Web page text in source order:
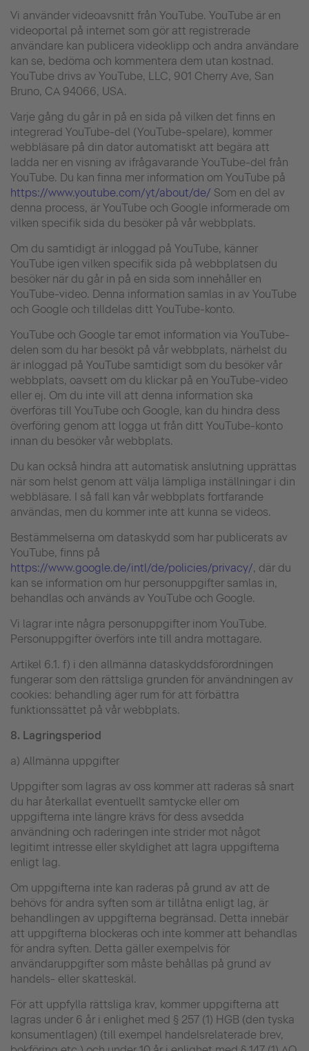
Vi använder videoavsnitt från YouTube. YouTube är en
videoportal på internet som gör att registrerade
användare kan publicera videoklipp och andra användare
kan se, bedöma och kommentera dem utan kostnad.
YouTube drivs av YouTube, LLC, 901 Cherry Ave, San
Bruno, CA 94066, USA.
Varje gång du går in på en sida på vilken det finns en
integrerad YouTube-del (YouTube-spelare), kommer
webbläsare på din dator automatiskt att begära att
ladda ner en visning av ifrågavarande YouTube-del från
YouTube. Du kan finna mer information om YouTube på
https://www.youtube.com/yt/about/de/ Som en del av
denna process, är YouTube och Google informerade om
vilken specifik sida du besöker på vår webbplats.
Om du samtidigt är inloggad på YouTube, känner
YouTube igen vilken specifik sida på webbplatsen du
besöker när du går in på en sida som innehåller en
YouTube-video. Denna information samlas in av YouTube
och Google och tilldelas ditt YouTube-konto.
YouTube och Google tar emot information via YouTube-
delen som du har besökt på vår webbplats, närhelst du
är inloggad på YouTube samtidigt som du besöker vår
webbplats, oavsett om du klickar på en YouTube-video
eller ej. Om du inte vill att denna information ska
överföras till YouTube och Google, kan du hindra dess
överföring genom att logga ut från ditt YouTube-konto
innan du besöker vår webbplats.
Du kan också hindra att automatisk anslutning upprättas
när som helst genom att välja lämpliga inställningar i din
webbläsare. I så fall kan vår webbplats fortfarande
användas, men du kommer inte att kunna se videos.
Bestämmelserna om dataskydd som har publicerats av
YouTube, finns på
https://www.google.de/intl/de/policies/privacy/, där du
kan se information om hur personuppgifter samlas in,
behandlas och används av YouTube och Google.
Vi lagrar inte några personuppgifter inom YouTube.
Personuppgifter överförs inte till andra mottagare.
Artikel 6.1. f) i den allmänna dataskyddsförordningen
fungerar som den rättsliga grunden för användningen av
cookies: behandling äger rum för att förbättra
funktionssättet på vår webbplats.
8. Lagringsperiod
a) Allmänna uppgifter
Uppgifter som lagras av oss kommer att raderas så snart
du har återkallat eventuellt samtycke eller om
uppgifterna inte längre krävs för dess avsedda
användning och raderingen inte strider mot något
legitimt intresse eller skyldighet att lagra uppgifterna
enligt lag.
Om uppgifterna inte kan raderas på grund av att de
behövs för andra syften som är tillåtna enligt lag, är
behandlingen av uppgifterna begränsad. Detta innebär
att uppgifterna blockeras och inte kommer att behandlas
för andra syften. Detta gäller exempelvis för
användaruppgifter som måste behållas på grund av
handels- eller skatteskäl.
För att uppfylla rättsliga krav, kommer uppgifterna att
lagras under 6 år i enlighet med § 257 (1) HGB (den tyska
konsumentlagen) (till exempel handelsrelaterade brev,